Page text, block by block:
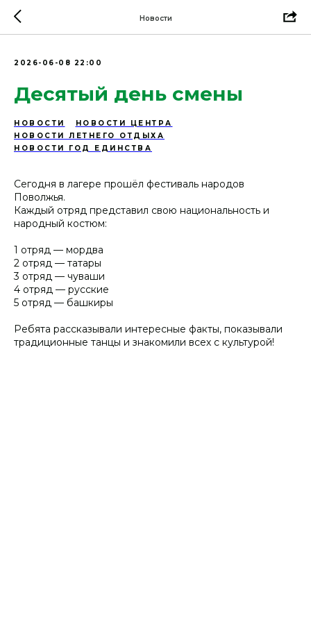
Новости
2026-06-08 22:00
Десятый день смены
НОВОСТИ
НОВОСТИ ЦЕНТРА
НОВОСТИ ЛЕТНЕГО ОТДЫХА
НОВОСТИ ГОД ЕДИНСТВА
Сегодня в лагере прошёл фестиваль народов
Поволжья.
Каждый отряд представил свою национальность и
народный костюм:
1 отряд — мордва
2 отряд — татары
3 отряд — чуваши
4 отряд — русские
5 отряд — башкиры
Ребята рассказывали интересные факты, показывали
традиционные танцы и знакомили всех с культурой!